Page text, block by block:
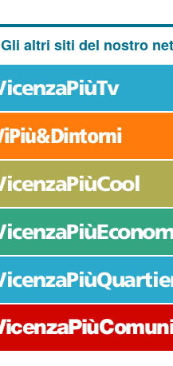
Gli altri siti del nostro